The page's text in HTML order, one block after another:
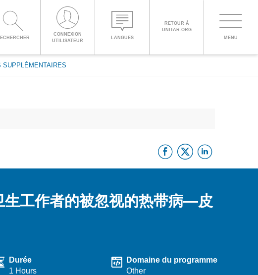
CONNEXION
UTILISATEUR
LANGUES
RETOUR À
UNITAR.ORG
MENU
SUPPLÉMENTAIRES
PROCEED WITH CHECKOUT
CHINESE,
SIMPLIFIED
FRANÇAIS
Facebook
Twitter
生工作者的被忽视的热带病—皮
Durée
1 Hours
Domaine du programme
Other